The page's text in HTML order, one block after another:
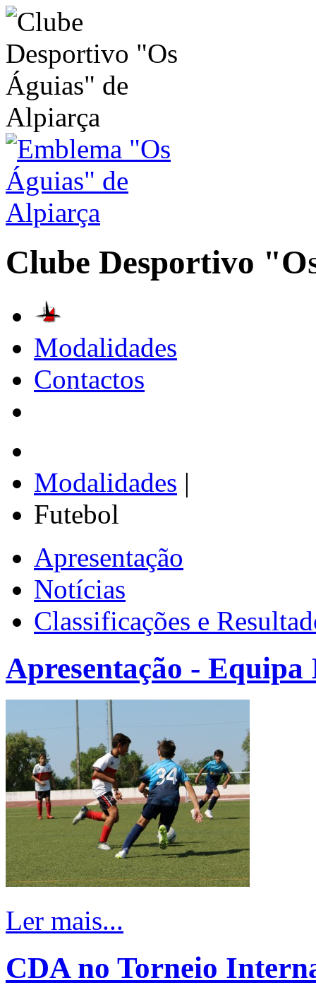
Clube Desportivo
Modalidades
Contactos
Modalidades |
Futebol
Apresentação
Notícias
Classificações e
Apresentação -
Ler mais...
CDA no Torneio